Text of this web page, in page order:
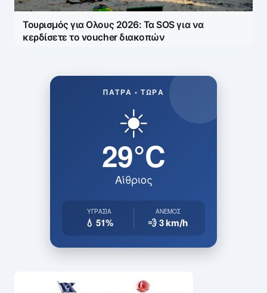
Τουρισμός για Ολους 2026: Τα SOS για να
κερδίσετε το voucher διακοπών
ΠΆΤΡΑ • ΤΏΡΑ
☀️
29°C
Αίθριος
ΥΓΡΑΣΊΑ
💧 51%
ΆΝΕΜΟΣ
💨 3km/h